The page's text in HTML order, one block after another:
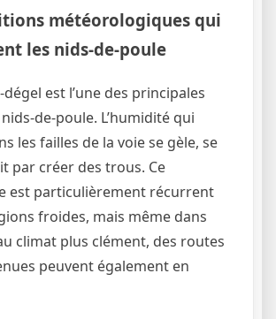
météorologiques qui
les nids-de-poule
dégel est l’une des principales
de-poule. L’humidité qui
les failles de la voie se gèle, se
par créer des trous. Ce
est particulièrement récurrent
froides, mais même dans
climat plus clément, des routes
peuvent également en